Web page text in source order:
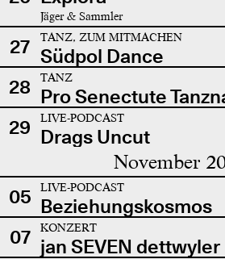
Jäger & Sammler
27 TANZ, ZUM MITMACHEN
Südpol Dance
28
TANZ
Pro Senectute
29
LIVE-PODCAST
Drags Uncut
November
05 LIVE-PODCAST
Beziehungskosmos
07
KONZERT
jan SEVEN dettwyler